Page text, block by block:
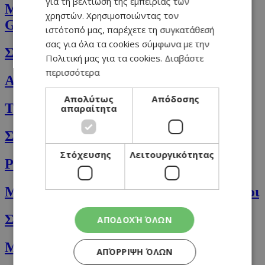
Μακαρόνια Πέννες με βότκα και σάλτσα
Gorgonzola
Σταφιδόψωμο με κανέλα
Αραβικό μαχαλεπί
Τηγανιτό ρύζι με αβγό (egg fried rice)
Σος σοκολάτας με μέντα
Platter με 2 ντιπ και λαχανικά εποχής
Μελιτζάνες γεμιστές με σαλάτα πουργούρι
Σνίτσελ κοτόπουλο με γλυκόξινη σος
Mάφιν με μήλο (Apple Crunch Muffins)
χρηστών. Χρησιμοποιώντας τον
ιστότοπό μας, παρέχετε τη συγκατάθεσή
σας για όλα τα cookies σύμφωνα με την
Πολιτική μας για τα cookies. Διαβάστε
περισσότερα
Απολύτως
απαραίτητα
Απόδοσης
Στόχευσης Λειτουργικότητας
ΑΠΟΔΟΧΉ ΌΛΩΝ
ΑΠΌΡΡΙΨΗ ΌΛΩΝ